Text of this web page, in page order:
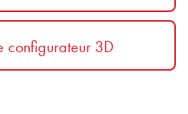
configurateur 3D